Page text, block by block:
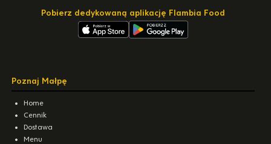
Pobierz dedykowaną aplikację Flambia Food
Poznaj Małpę
Home
Cennik
Dostawa
Menu